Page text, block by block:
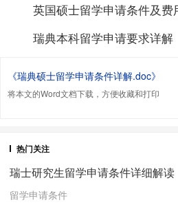
英国硕士留学申请条件及费
瑞典本科留学申请要求详解
《瑞典硕士留学申请条件详解.doc》
将本文的Word文档下载，方便收藏和打印
热门关注
瑞士研究生留学申请条件详细解读
留学申请条件